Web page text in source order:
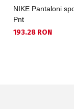
NIKE Pantaloni
Pnt
193.28 RON